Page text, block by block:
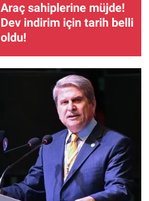
Araç sahiplerine müjde!
Dev indirim için tarih belli
oldu!